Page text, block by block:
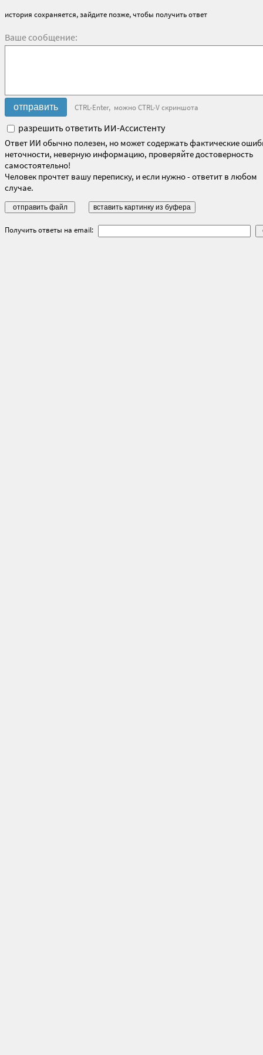
история сохраняется, зайдите позже, чтобы получить ответ
Ваше сообщение:
CTRL-Enter, можно CTRL-V скриншота
разрешить ответить ИИ-Ассистенту
Ответ ИИ обычно полезен, но может содержать фактические
неточности, неверную информацию, проверяйте достоверность
самостоятельно!
Человек прочтет вашу переписку, и если нужно - ответит в любом
случае.
Получить ответы на email: